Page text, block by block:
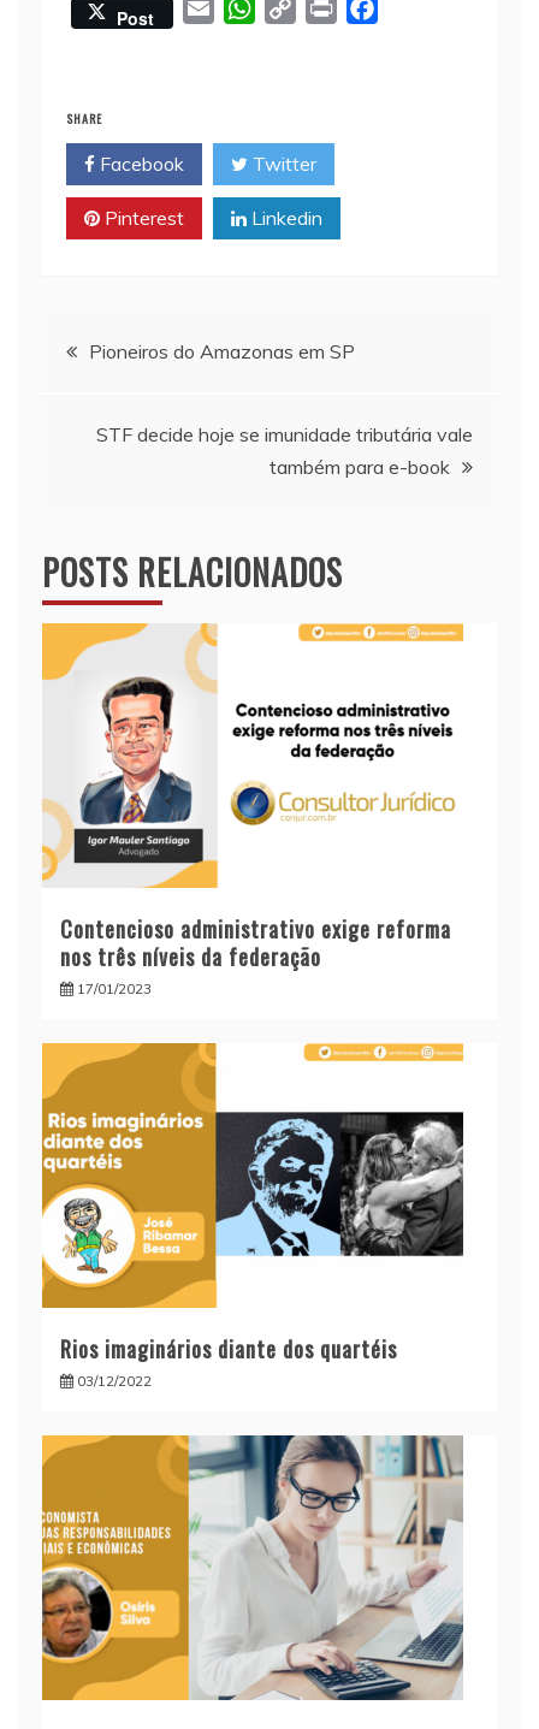
Post
W
A
p
p
i
n
k
SHARE
Facebook Twitter
Pinterest Linkedin
Navegação
Pioneiros do Amazonas em SP
STF decide hoje se imunidade tributária vale
também para e-book
POSTS RELACIONADOS
Contencioso administrativo exige reforma
nos três níveis da federação
17/01/2023
Rios imaginários diante dos quartéis
03/12/2022